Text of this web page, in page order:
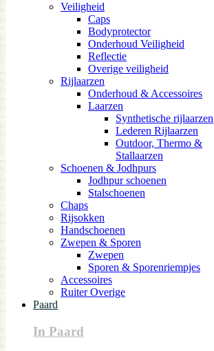
Veiligheid
Caps
Bodyprotector
Onderhoud Veiligheid
Reflectie
Overige veiligheid
Rijlaarzen
Onderhoud & Accessoires
Laarzen
Synthetische rijlaarzen
Lederen Rijlaarzen
Outdoor, Thermo &
Stallaarzen
Schoenen & Jodhpurs
Jodhpur schoenen
Stalschoenen
Chaps
Rijsokken
Handschoenen
Zwepen & Sporen
Zwepen
Sporen & Sporenriempjes
Accessoires
Ruiter Overige
Paard
In Paard